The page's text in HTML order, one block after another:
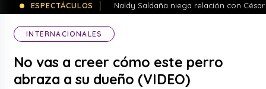
ESPECTÁCULOS
Naldy Saldaña niega relación con
INTERNACIONALES
No vas a creer cómo este perro
abraza a su dueño (VIDEO)